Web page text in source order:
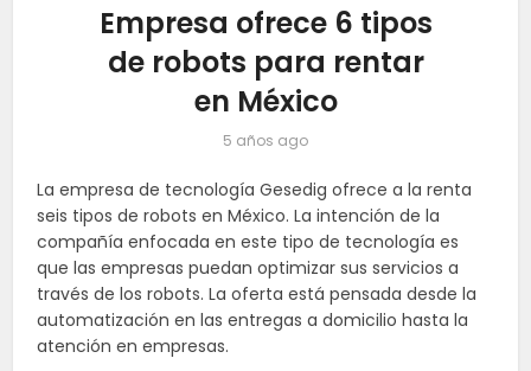
Empresa ofrece 6 tipos
de robots para rentar
en México
5 años ago
La empresa de tecnología Gesedig ofrece a la renta
seis tipos de robots en México. La intención de la
compañía enfocada en este tipo de tecnología es
que las empresas puedan optimizar sus servicios a
través de los robots. La oferta está pensada desde la
automatización en las entregas a domicilio hasta la
atención en empresas.